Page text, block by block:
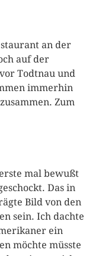
an der
auf der
Todtnau und
immerhin
Zum
mal bewußt
Das in
Bild von den
sein. Ich dachte
ein
möchte müsste